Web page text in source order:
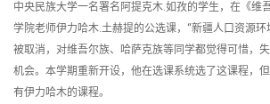
中央民族大学一名署名阿提克木.如孜的学生，在《维
学院老师伊力哈木.土赫提的公选课，“新疆人口资源环
被取消，对维吾尔族、哈萨克族等同学都觉得可惜，
机会。本学期重新开设，他在选课系统选了这课程，
有伊力哈木的课程。